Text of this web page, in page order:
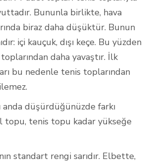
Bununla birlikte, hava
biraz daha düşüktür. Bunun
içi kauçuk, dışı keçe. Bu yüzden
daha yavaştır. İlk
bu nedenle tenis toplarından
anda düşürdüğünüzde farkı
topu, tenis topu kadar yükseğe
standart rengi sarıdır. Elbette,